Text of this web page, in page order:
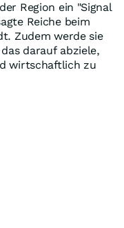
Region ein "Signal
Reiche beim
Zudem werde sie
darauf abziele,
wirtschaftlich zu